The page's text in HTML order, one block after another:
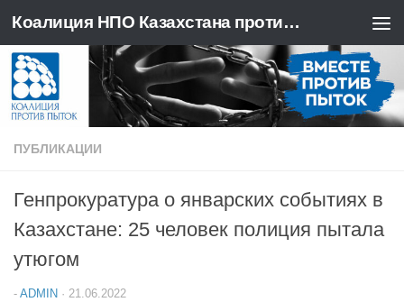
Перейти к содержимому Коалиция НПО Казахстана против пыток
ПУБЛИКАЦИИ
Генпрокуратура о январских событиях в
Казахстане: 25 человек полиция пытала
утюгом
- ADMIN · 21.06.2022